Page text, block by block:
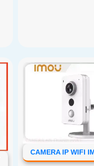
CAMERA IP WIFI